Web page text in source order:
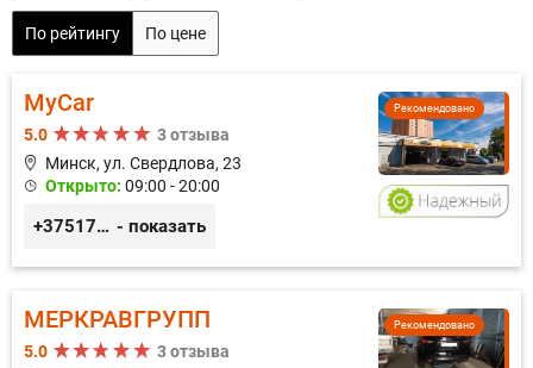
По рейтингу По цене
Рекомендовано
MyCar
5.0
3 отзыва
Минск, ул. Свердлова, 23
Открыто: 09:00 - 20:00
+375173212443 - показать
Рекомендовано
МЕРКРАВГРУПП
5.0
3 отзыва